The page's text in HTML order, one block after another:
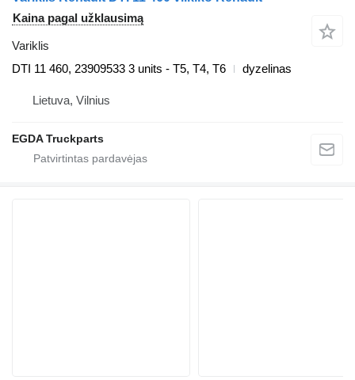
Kaina pagal užklausimą
Variklis
DTI 11 460, 23909533 3 units - T5, T4, T6
dyzelinas
Lietuva, Vilnius
EGDA Truckparts